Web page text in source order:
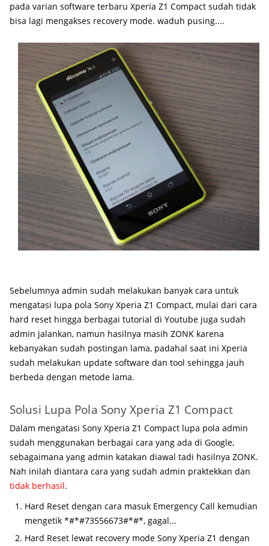
pada varian software terbaru Xperia Z1 Compact sudah tidak
bisa lagi mengakses recovery mode. waduh pusing....
Sebelumnya admin sudah melakukan banyak cara untuk
mengatasi lupa pola Sony Xperia Z1 Compact, mulai dari cara
hard reset hingga berbagai tutorial di Youtube juga sudah
admin jalankan, namun hasilnya masih ZONK karena
kebanyakan sudah postingan lama, padahal saat ini Xperia
sudah melakukan update software dan tool sehingga jauh
berbeda dengan metode lama.
Solusi Lupa Pola Sony Xperia Z1 Compact
Dalam mengatasi Sony Xperia Z1 Compact lupa pola admin
sudah menggunakan berbagai cara yang ada di Google,
sebagaimana yang admin katakan diawal tadi hasilnya ZONK.
Nah inilah diantara cara yang sudah admin praktekkan dan
tidak berhasil.
Hard Reset dengan cara masuk Emergency Call kemudian
mengetik *#*#73556673#*#*, gagal...
Hard Reset lewat recovery mode Sony Xperia Z1 dengan